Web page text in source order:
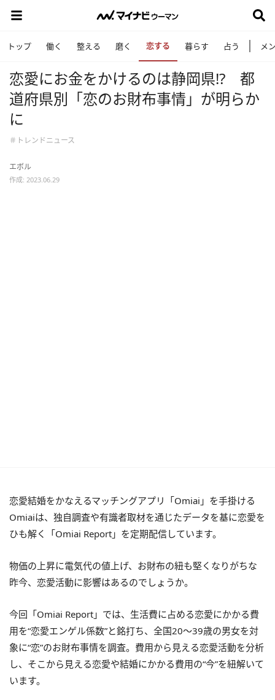
トップ 働く 整える 磨く 恋する 暮らす 占う メ
恋愛にお金をかけるのは静岡県!? 都
道府県別「恋のお財布事情」が明らか
に
＃トレンドニュース
エボル
作成: 2023.06.29
恋愛結婚をかなえるマッチングアプリ「Omiai」を手掛ける
Omiaiは、独自調査や有識者取材を通じたデータを基に恋愛を
ひも解く「Omiai Report」を定期配信しています。
物価の上昇に電気代の値上げ、お財布の紐も堅くなりがちな
昨今、恋愛活動に影響はあるのでしょうか。
今回「Omiai Report」では、生活費に占める恋愛にかかる費
用を“恋愛エンゲル係数”と銘打ち、全国20～39歳の男女を対
象に“恋”のお財布事情を調査。費用から見える恋愛活動を分析
し、そこから見える恋愛や結婚にかかる費用の“今”を紐解いて
います。